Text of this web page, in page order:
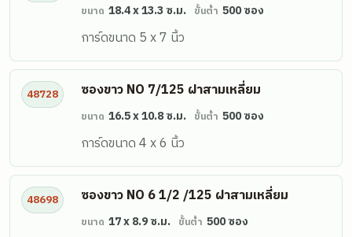
ขนาด 18.4 x 13.3 ซ.ม. ขั้นต่ำ 500 ซอง
การ์ดขนาด 5 x 7 นิ้ว
48728 ซองขาว NO 7/125 ฝาสามเหลี่ยม
ขนาด 16.5 x 10.8 ซ.ม. ขั้นต่ำ 500 ซอง
การ์ดขนาด 4 x 6 นิ้ว
48698 ซองขาว NO 6 1/2 /125 ฝาสามเหลี่ยม
ขนาด 17 x 8.9 ซ.ม. ขั้นต่ำ 500 ซอง